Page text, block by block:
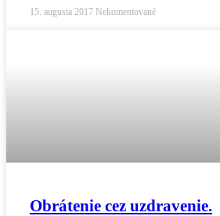
15. augusta 2017 Nekomentované
Obrátenie cez uzdravenie.